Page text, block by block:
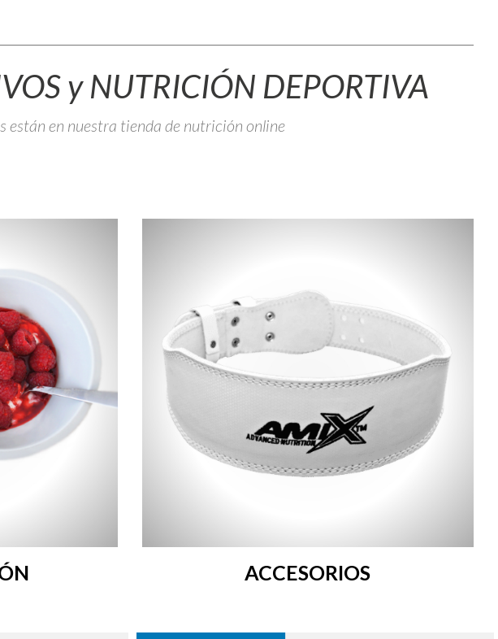
y NUTRICIÓN DEPORTIVA
están en nuestra tienda de nutrición online
ACCESORIOS